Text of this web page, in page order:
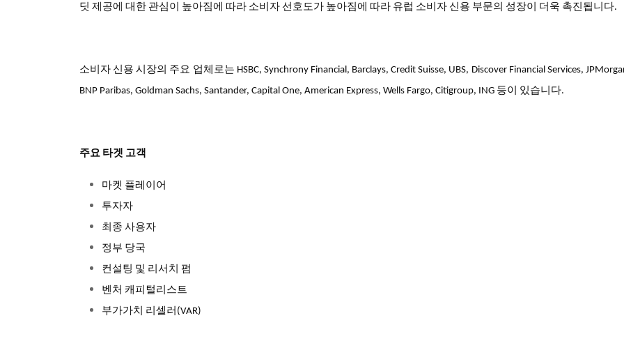
딧 제공에 대한 관심이 높아짐에 따라 소비자 선호도가 높아짐에 따라 유럽 소비자 신용 부문의 성장이 더욱 촉진됩니다.
소비자 신용 시장의 주요 업체로는 HSBC, Synchrony Financial, Barclays, Credit Suisse, UBS, Discover Financial Services,
BNP Paribas, Goldman Sachs, Santander, Capital One, American Express, Wells Fargo, Citigroup, ING 등이 있습니다.
주요 타겟 고객
마켓 플레이어
투자자
최종 사용자
정부 당국
컨설팅 및 리서치 펌
벤처 캐피털리스트
부가가치 리셀러(VAR)